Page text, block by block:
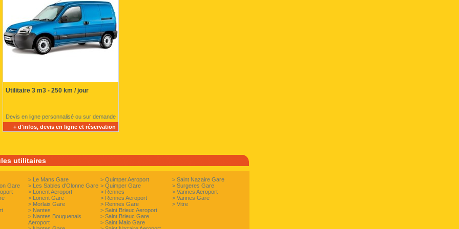
Utilitaire 3 m3 - 250 km / jour
Devis en ligne personnalisé ou sur demande
+ d'infos, devis en ligne et réservation
utilitaires
Gare
> Le Mans Gare
> Les Sables d'Olonne Gare
> Lorient Aeroport
> Lorient Gare
> Morlaix Gare
> Nantes
> Nantes Bouguenais
Aeroport
> Quimper Aeroport
> Quimper Gare
> Rennes
> Rennes Aeroport
> Rennes Gare
> Saint Brieuc Aeroport
> Saint Brieuc Gare
> Saint Malo Gare
>Saint Nazaire Gare
>Surgeres Gare
>Vannes Aeroport
>Vannes Gare
>Vitre